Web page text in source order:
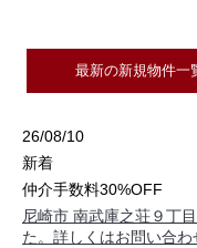
最新の新規物件一
26/08/10
新着
仲介手数料30%OFF
尼崎市 南武庫之荘９丁
た。詳しくはお問い合わ